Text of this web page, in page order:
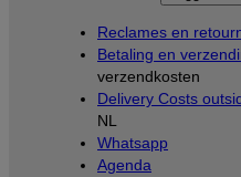
Reclames en
Betaling en
verzendkosten
Delivery Costs
NL
Whatsapp
Agenda